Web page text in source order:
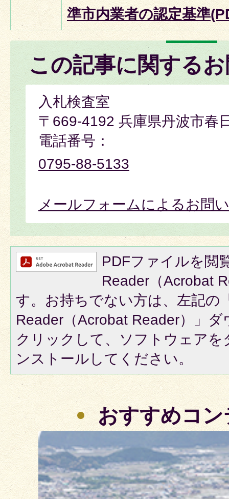
準市内業者の認定基準
この記事に関する
入札検査室
〒669-4192 兵庫県丹波市春
電話番号：
0795-88-5133
メールフォームによるお問
PDFファイルを閲
Reader（Acrobat
す。お持ちでない方は、左記の
Reader（Acrobat Reader）」
クリックして、ソフトウェア
ンストールしてください。
おすすめコ
2
枚
目